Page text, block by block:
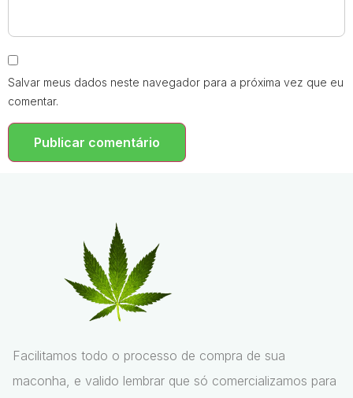
Salvar meus dados neste navegador para a próxima vez que eu
comentar.
Facilitamos todo o processo de compra de sua
maconha, e valido lembrar que só comercializamos para